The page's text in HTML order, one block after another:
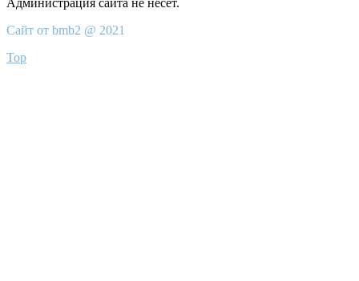
Администрация сайта не несёт.
Сайт от bmb2 @ 2021
Top